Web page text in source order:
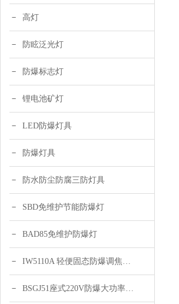
高灯
防眩泛光灯
防爆标志灯
锂电池矿灯
LED防爆灯具
防爆灯具
防水防尘防腐三防灯具
SBD免维护节能防爆灯
BAD85免维护防爆灯
IW5110A 轻便固态防爆调焦头灯
BSGJ51座式220V防爆大功率声光报警器 绿色 黄色